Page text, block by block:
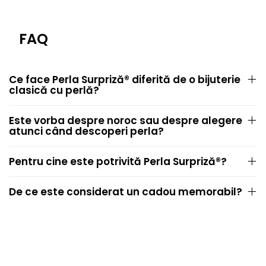
FAQ
Ce face Perla Surpriză® diferită de o bijuterie
clasică cu perlă?
Este vorba despre noroc sau despre alegere
atunci când descoperi perla?
Pentru cine este potrivită Perla Surpriză®?
De ce este considerat un cadou memorabil?